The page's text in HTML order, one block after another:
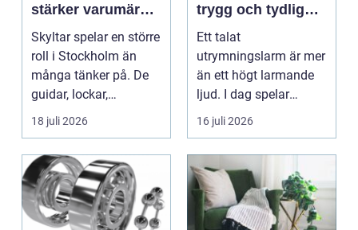
stärker varumärket
i stadsmiljön
Skyltar spelar en större
roll i Stockholm än
många tänker på. De
guidar, lockar,
inspirerar och skap...
18 juli 2026
trygg och tydlig
vägledning vid kris
Ett talat
utrymningslarm är mer
än ett högt larmande
ljud. I dag spelar
tydliga
röstmeddelanden en
a...
16 juli 2026